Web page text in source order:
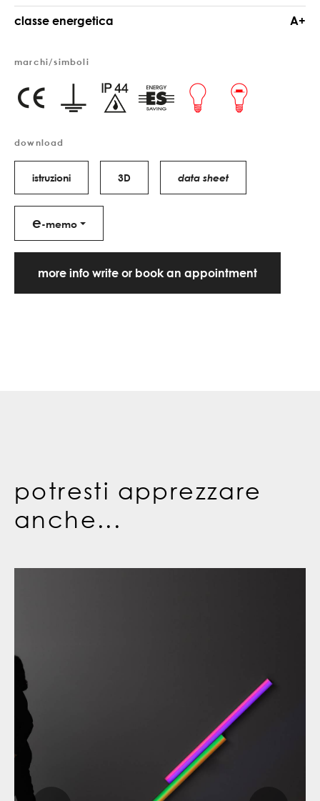
classe energetica A+
marchi/simboli
download
istruzioni 3D data sheet
e-memo
more info write or book an appointment
potresti apprezzare
anche...